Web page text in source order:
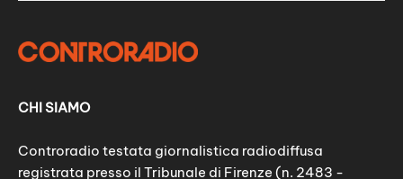
CHI SIAMO
Controradio testata giornalistica radiodiffusa
registrata presso il Tribunale di Firenze (n. 2483 -